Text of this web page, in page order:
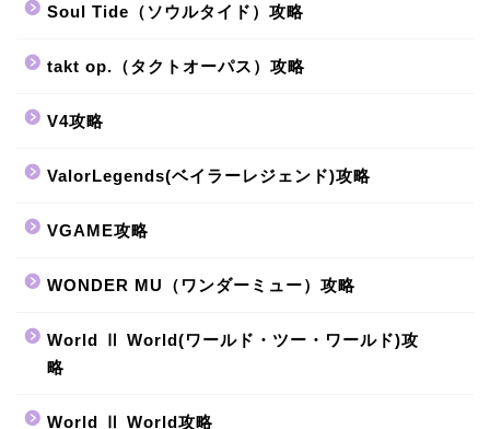
Soul Tide（ソウルタイド）攻略
takt op.（タクトオーパス）攻略
V4攻略
ValorLegends(ベイラーレジェンド)攻略
VGAME攻略
WONDER MU（ワンダーミュー）攻略
World Ⅱ World(ワールド・ツー・ワールド)攻
略
World Ⅱ World攻略